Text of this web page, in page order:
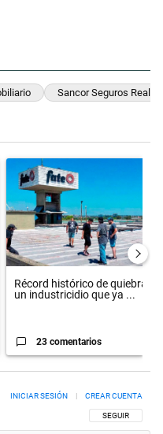
Sancor Seguros Real
"Milei despidió a Jorge Messi
Un artículo de tendencia con el
Récord histórico de quiebras y
un industricidio que ya ...
23 comentarios
SIGA ESTA
SEGUIR
INICIAR SESIÓN CREAR CUENTA